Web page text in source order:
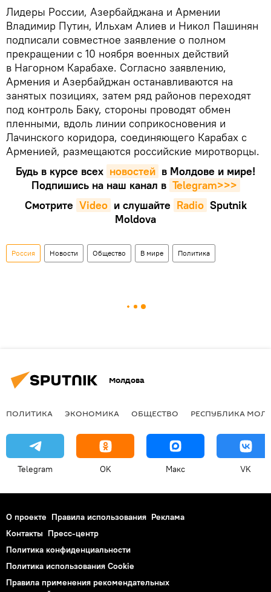
Лидеры России, Азербайджана и Армении
Владимир Путин, Ильхам Алиев и Никол Пашинян
подписали совместное заявление о полном
прекращении с 10 ноября военных действий
в Нагорном Карабахе. Согласно заявлению,
Армения и Азербайджан останавливаются на
занятых позициях, затем ряд районов переходят
под контроль Баку, стороны проводят обмен
пленными, вдоль линии соприкосновения и
Лачинского коридора, соединяющего Карабах с
Арменией, размещаются российские миротворцы.
Будь в курсе всех новостей в Молдове и мире!
Подпишись на наш канал в Telegram>>>
Смотрите Video и слушайте Radio Sputnik
Moldova
Россия Новости Общество В мире Политика
Молдова
ПОЛИТИКА ЭКОНОМИКА ОБЩЕСТВО РЕСПУБЛИКА
Telegram OK Макс VK
О проекте Правила использования Реклама
Контакты Пресс-центр
Политика конфиденциальности
Политика использования Cookie
Правила применения рекомендательных